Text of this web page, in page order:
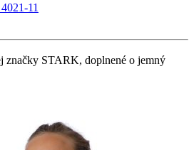
11
značky STARK, doplnené o jemný